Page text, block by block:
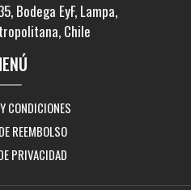
Bodega EyF, Lampa,
Chile
CONDICIONES
REEMBOLSO
PRIVACIDAD